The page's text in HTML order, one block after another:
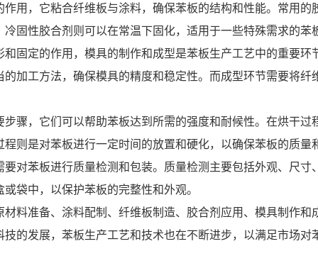
，它粘合纤维板与涂料，确保苯板的结构和性能。常用的
固性胶合剂则可以在常温下固化，适用于一些特殊需求的苯
定的作用，模具的制作和成型是苯板生产工艺中的重要环
加工方法，确保模具的精度和稳定性。而成型环节需要将
，它们可以帮助苯板达到所需的强度和耐候性。在烘干过
则是对苯板进行一定时间的放置和硬化，以确保苯板的质量
苯板进行质量检测和包装。质量检测主要包括外观、尺寸
袋中，以保护苯板的完整性和外观。
准备、涂料配制、纤维板制造、胶合剂应用、模具制作和
的发展，苯板生产工艺和技术也在不断进步，以满足市场对